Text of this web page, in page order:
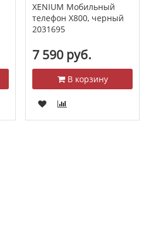
XENIUM Мобильный
телефон Х800, черный
2031695
7 590 руб.
В корзину